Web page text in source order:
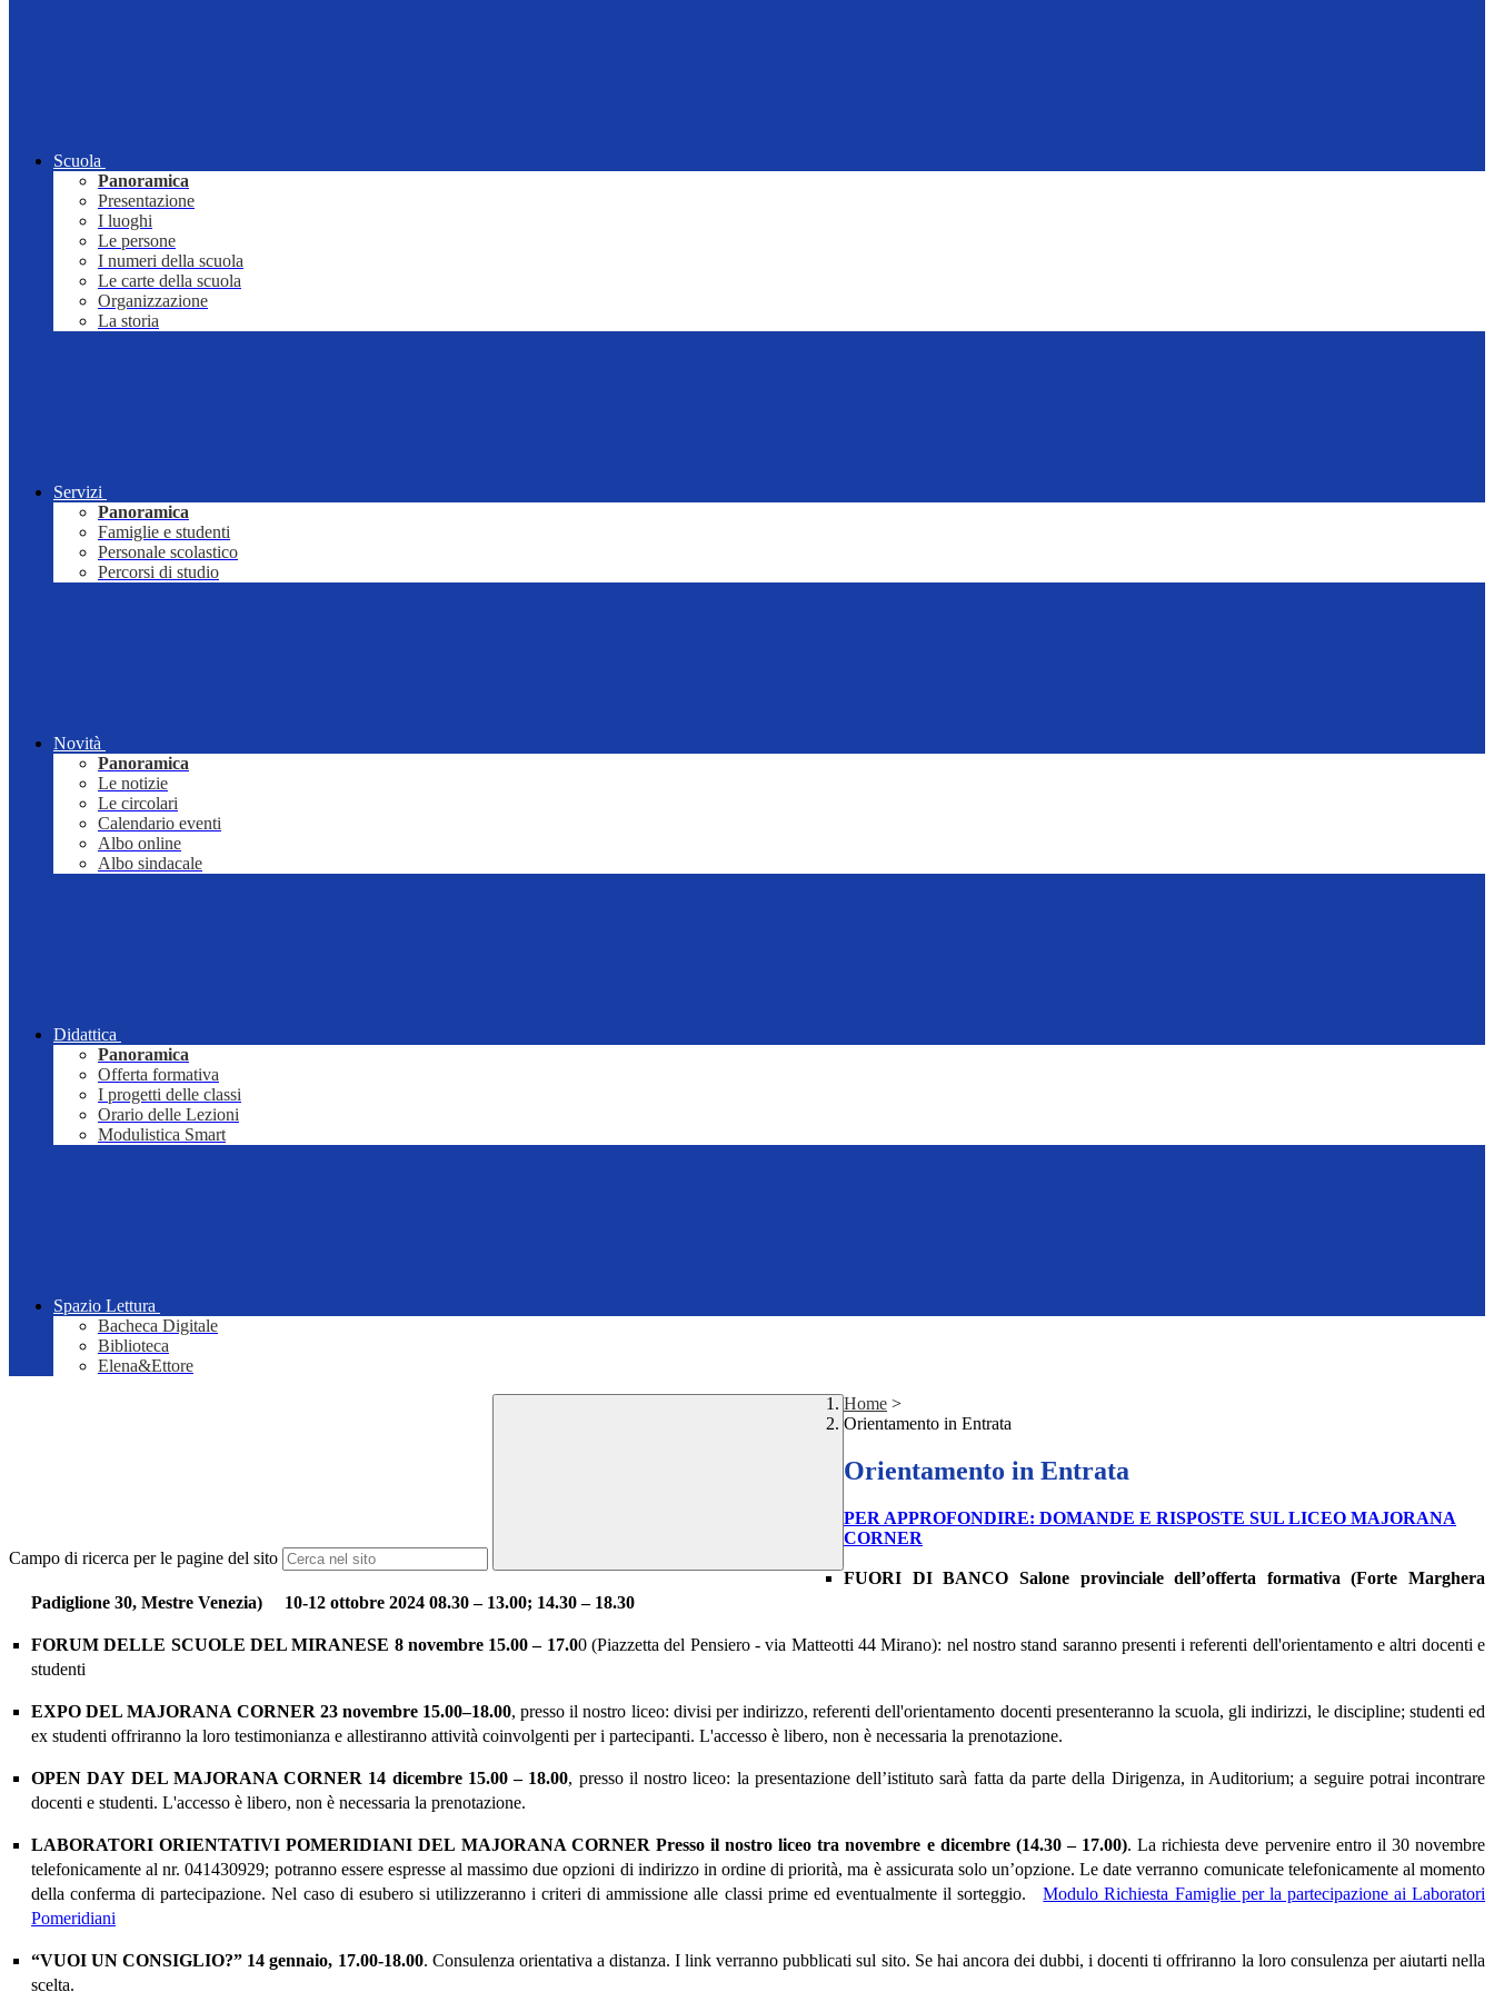
Scuola
Panoramica
Presentazione
I luoghi
Le persone
I numeri della scuola
Le carte della scuola
Organizzazione
La storia
Servizi
Panoramica
Famiglie e studenti
Personale scolastico
Percorsi di studio
Novità
Panoramica
Le notizie
Le circolari
Calendario eventi
Albo online
Albo sindacale
Didattica
Panoramica
Offerta formativa
I progetti delle classi
Orario delle Lezioni
Modulistica Smart
Spazio Lettura
Bacheca Digitale
Biblioteca
Elena&Ettore
Campo di ricerca per le pagine del sito
Home >
Orientamento in Entrata
Orientamento in Entrata
PER APPROFONDIRE: DOMANDE E RISPOSTE SUL LICEO MAJORANA
CORNER
FUORI DI BANCO Salone provinciale dell’offerta formativa(Forte Marghera
Padiglione 30, Mestre Venezia)
10-12 ottobre 2024 08.30 – 13.00; 14.30 – 18.30
FORUM DELLE SCUOLE DEL MIRANESE 8novembre 15.00 – 17.00 (Piazzetta del Pensiero - via Matteotti 44 Mirano): nel nostro stand saranno presenti i referenti dell'orientamento e altri docenti e
studenti
EXPODEL MAJORANA CORNER 23novembre 15.00–18.00,presso il nostro liceo: divisi per indirizzo, referenti dell'orientamento docenti presenteranno la scuola, gli indirizzi, le discipline; studenti ed
ex studenti offriranno la loro testimonianza e allestiranno attività coinvolgenti per i partecipanti. L'accesso è libero, non è necessaria la prenotazione.
OPEN DAY DEL MAJORANA CORNER 14 dicembre 15.00 – 18.00, presso il nostro liceo: la presentazione dell’istituto sarà fatta da parte della Dirigenza, in Auditorium; a seguire potrai incontrare
docenti e studenti. L'accesso è libero, non è necessaria la prenotazione.
LABORATORI ORIENTATIVI POMERIDIANI DEL MAJORANA CORNER Presso il nostro liceo tra novembre e dicembre (14.30 – 17.00). La richiesta deve pervenire entro il 30 novembre
telefonicamente al nr. 041430929; potranno essere espresse al massimo due opzioni di indirizzo in ordine di priorità, ma è assicurata solo un’opzione. Le date verranno comunicate telefonicamente al momento
della conferma di partecipazione. Nel caso di esubero si utilizzeranno i criteri di ammissione alle classi prime ed eventualmente il sorteggio.Modulo Richiesta Famiglie per la partecipazione ai Laboratori
Pomeridiani
“VUOI UN CONSIGLIO?” 14 gennaio, 17.00-18.00. Consulenza orientativa a distanza. I link verranno pubblicati sul sito. Se hai ancora dei dubbi, i docenti ti offriranno la loro consulenza per aiutarti nella
scelta.